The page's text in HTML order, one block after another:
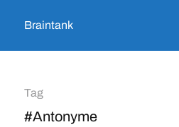
Braintank
Tag
#Antonyme